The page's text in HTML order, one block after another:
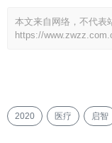
本文来自网络，不代表
https://
2020 医疗 启智